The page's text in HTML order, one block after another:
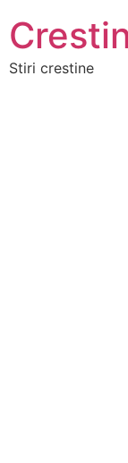
Stiri crestine